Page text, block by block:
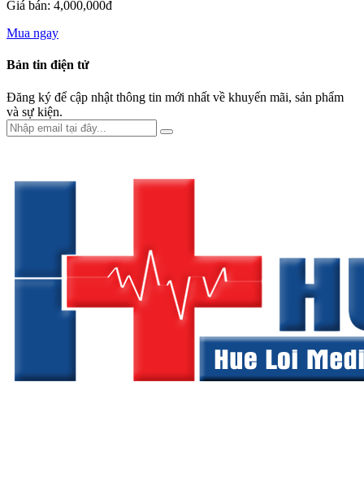
Giá bán: 4,000,000đ
Mua ngay
Bản tin điện tử
Đăng ký để cập nhật thông tin mới nhất về khuyến mãi, sản phẩm
và sự kiện.